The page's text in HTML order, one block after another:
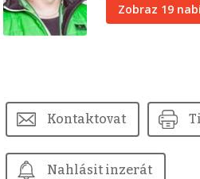
Zobraz 19
Kontaktovat
Nahlásit inzerát